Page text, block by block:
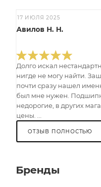
17 ИЮЛЯ 2025
Авилов Н. Н.
Долго искал
нигде не могу найти.
почти сразу нашел
был мне нужен.
недорогие, в других
цены. ...
ОТЗЫВ ПОЛНОСТЬЮ
Бренды